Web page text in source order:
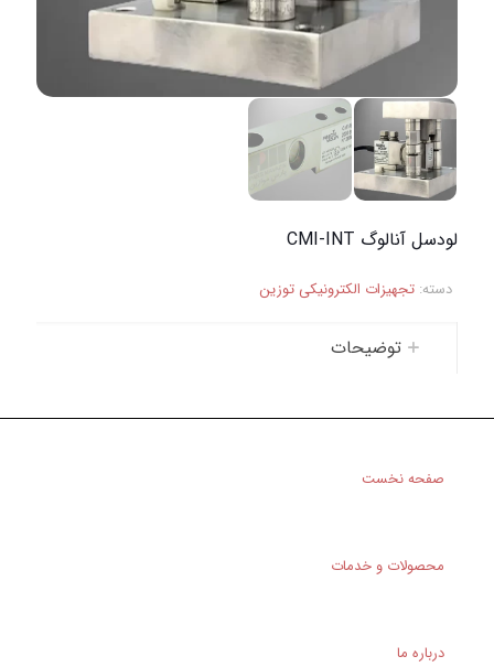
لودسل آنالوگ CMI-INT
دسته: تجهیزات الکترونیکی توزین
توضیحات
صفحه نخست
محصولات و خدمات
درباره ما